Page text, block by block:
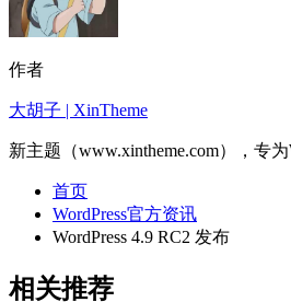
作者
大胡子 | XinTheme
新主题（www.xintheme.com），专为
首页
WordPress官方资讯
WordPress 4.9 RC2 发布
相关推荐